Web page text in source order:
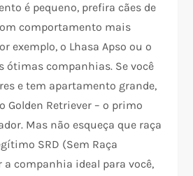
é pequeno, prefira cães de
comportamento mais
exemplo, o Lhasa Apso ou o
ótimas companhias. Se você
e tem apartamento grande,
Golden Retriever – o primo
Mas não esqueça que raça
SRD (Sem Raça
a companhia ideal para você,